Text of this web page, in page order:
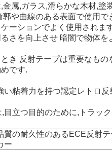
属,ガラス,滑らかな木材,
や曲線のある表面で使用で
ーションでよく使用されま
さを向上させ 暗闇で物体
き 反射テープは重要なも
です.
い粘着力を持つ認定レトロ
目立つ目的のために,トラッ
質の耐久性のあるECE反射
ー